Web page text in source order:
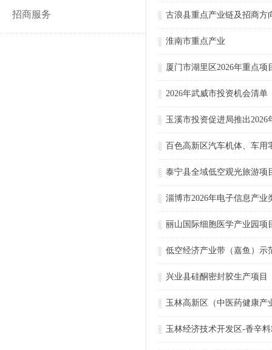
招商服务 古浪县重点产业链及招商方
淮南市重点产业
厦门市湖里区2026年重点项
2026年武威市投资机会清
玉溪市投资促进局推出
百色高新区汽车机体、车用
泰宁县全域低空观光旅游项
淄博市2026年电子信息产业
丽山国际细胞医学产业园项
低空经济产业带（嘉鱼）示
兴业县硅酮密封胶生产项目
玉林高新区（中医药健康产
玉林经济技术开发区-香辛